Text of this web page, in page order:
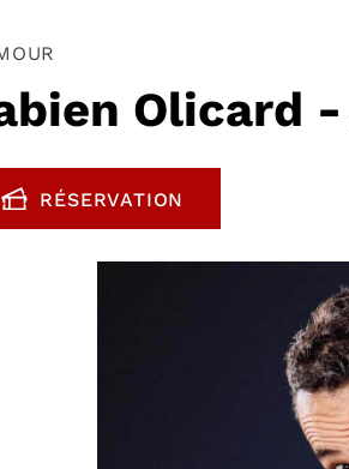
Olicard
RÉSERVATION
, OUVRE UNE NOUVELLE